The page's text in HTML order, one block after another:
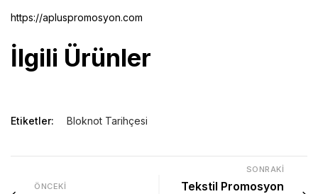
https://apluspromosyon.com
İlgili Ürünler
Etiketler: Bloknot Tarihçesi
ÖNCEKI
SONRAKI
Tekstil Promosyon